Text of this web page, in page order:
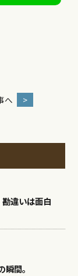
へ >
違いは面白
間。